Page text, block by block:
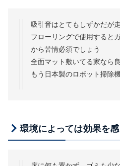
吸引音はとてもしずかだが
フローリングで使用すると
から苦情必須でしょう
全面マット敷いてる家なら
もう日本製のロボット掃除
環境によっては効果を